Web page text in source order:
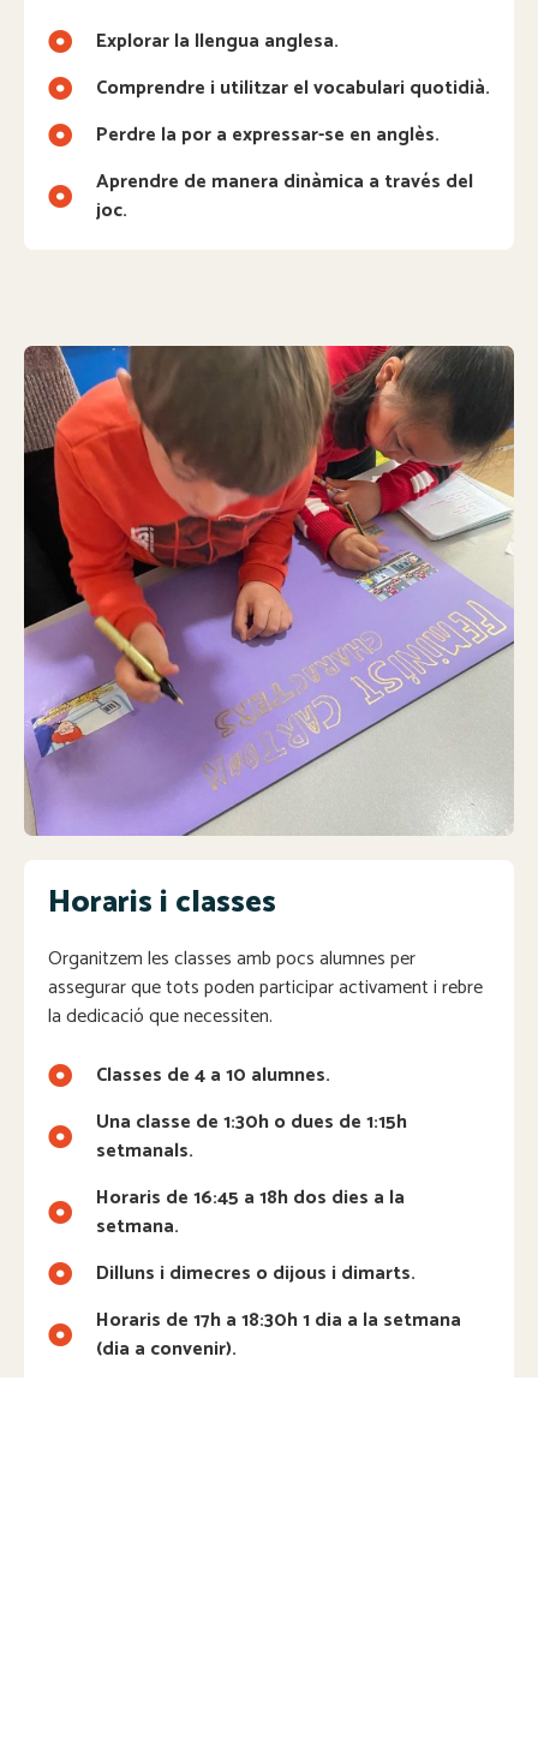
Explorar la llengua anglesa.
Comprendre i utilitzar el vocabulari quotidià.
Perdre la por a expressar-se en anglès.
Aprendre de manera dinàmica a través del
joc.
Horaris i classes
Organitzem les classes amb pocs alumnes per
assegurar que tots poden participar activament i rebre
la dedicació que necessiten.
Classes de 4 a 10 alumnes.
Una classe de 1:30h o dues de 1:15h
setmanals.
Horaris de 16:45 a 18h dos dies a la
setmana.
Dilluns i dimecres o dijous i dimarts.
Horaris de 17h a 18:30h 1 dia a la setmana
(dia a convenir).